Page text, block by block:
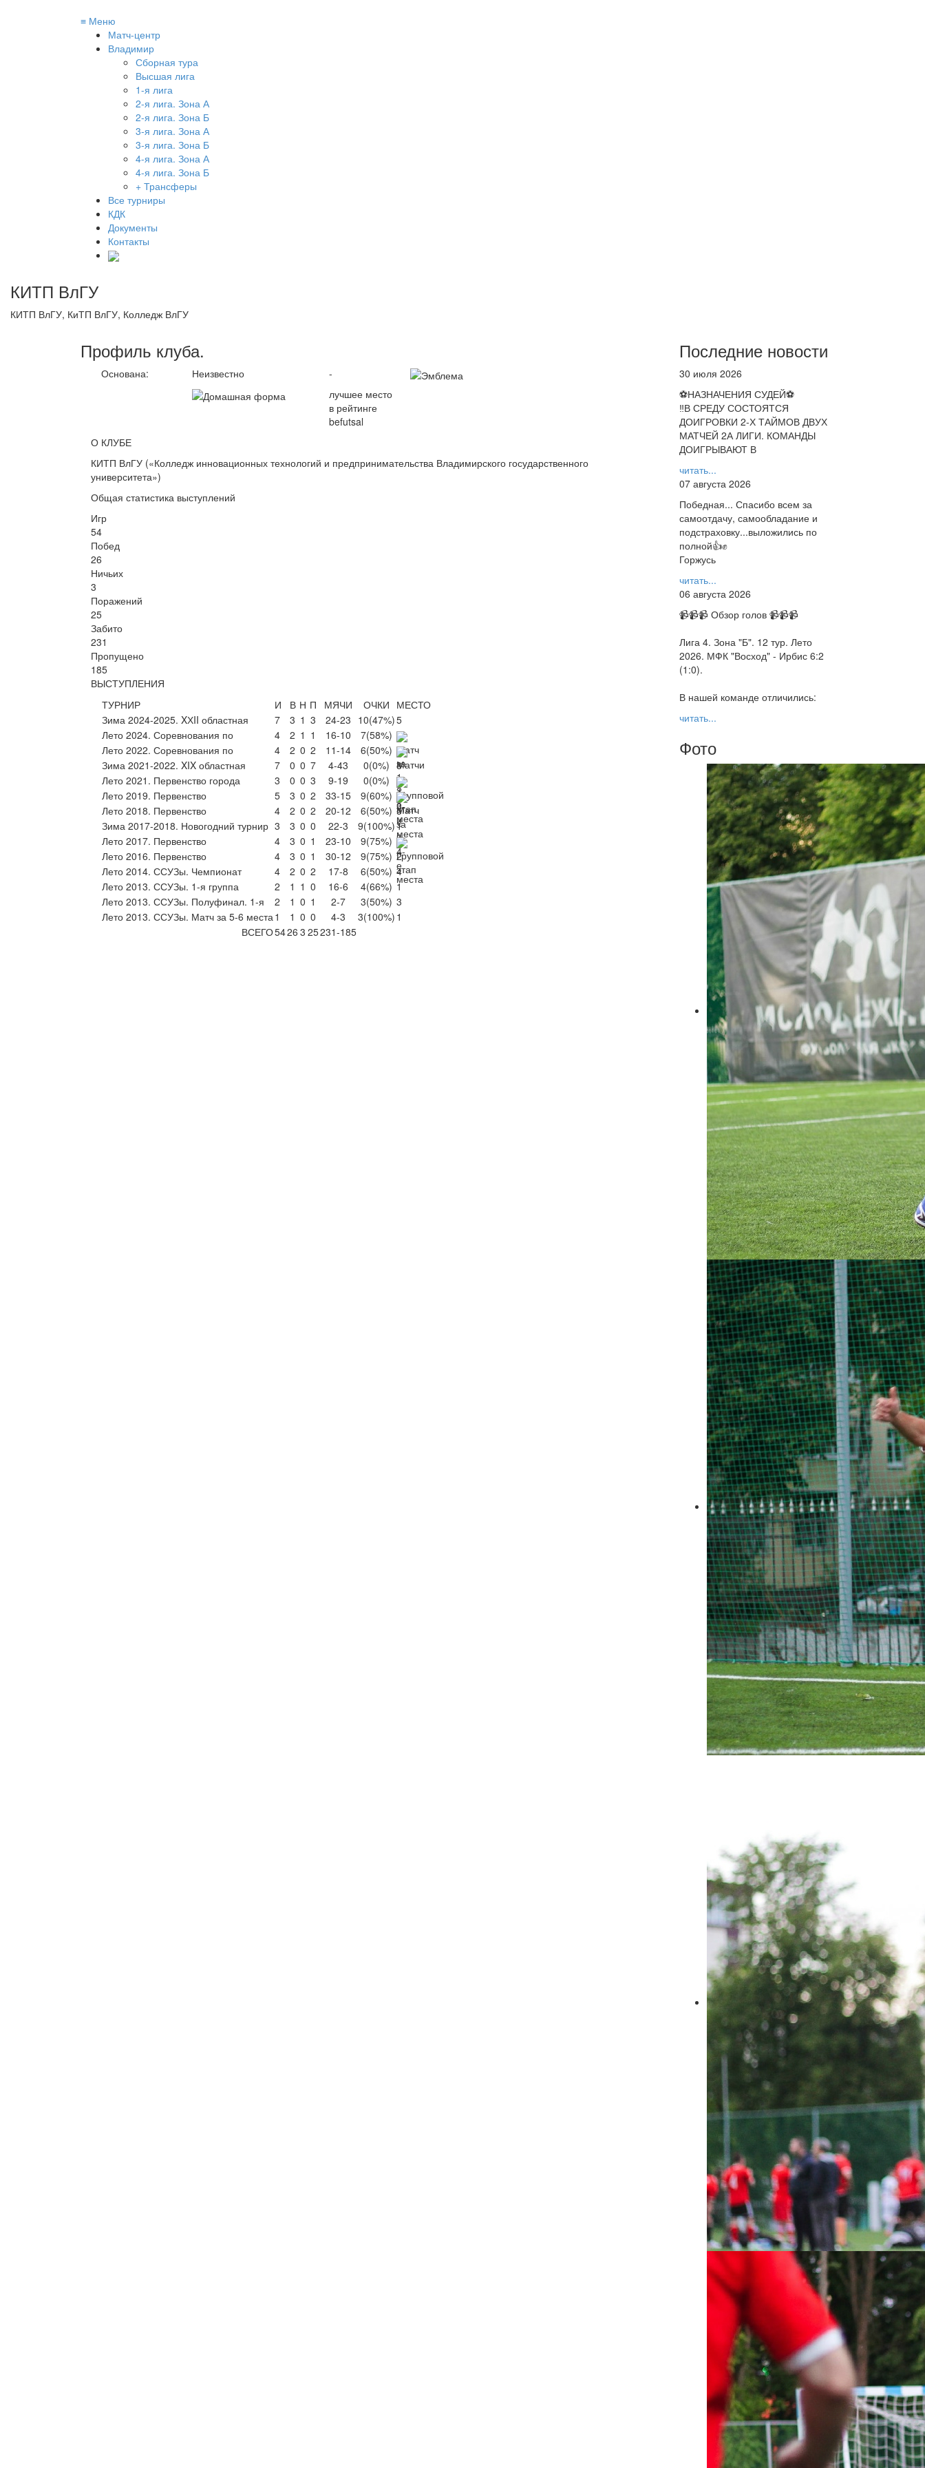
≡ Меню
Матч-центр
Владимир
Сборная тура
Высшая лига
1-я лига
2-я лига. Зона А
2-я лига. Зона Б
3-я лига. Зона А
3-я лига. Зона Б
4-я лига. Зона А
4-я лига. Зона Б
+ Трансферы
Все турниры
КДК
Документы
Контакты
КИТП ВлГУ
КИТП ВлГУ, КиТП ВлГУ, Колледж ВлГУ
Профиль клуба.
Основана: Неизвестно
-
лучшее место
в рейтинге
befutsal
О КЛУБЕ
КИТП ВлГУ («Колледж инновационных технологий и предпринимательства Владимирского государственного
университета»)
Общая статистика выступлений
Игр
54
Побед
26
Ничьих
3
Поражений
25
Забито
231
Пропущено
185
ВЫСТУПЛЕНИЯ
ТУРНИР
И В Н П МЯЧИ ОЧКИ МЕСТО
Зима 2024-2025. XХII областная
7 3 1 3 24-23 10(47%)5
Лето 2024. Соревнования по
4 2 1 1 16-10 7(58%)
Лето 2022. Соревнования по
4 2 0 2 11-14 6(50%)
Зима 2021-2022. XIX областная
7 0 0 7 4-43 0(0%) 8
Лето 2021. Первенство города
3 0 0 3 9-19 0(0%)
Лето 2019. Первенство
5 3 0 2 33-15 9(60%)
Лето 2018. Первенство
4 2 0 2 20-12 6(50%) 5
Зима 2017-2018. Новогодний турнир 3 3 0 0 22-3 9(100%)1
Лето 2017. Первенство
4 3 0 1 23-10 9(75%)
Лето 2016. Первенство
4 3 0 1 30-12 9(75%) 2
Лето 2014. ССУЗы. Чемпионат
4 2 0 2 17-8 6(50%) 4
Лето 2013. ССУЗы. 1-я группа
2 1 1 0 16-6 4(66%) 1
Лето 2013. ССУЗы. Полуфинал. 1-я
2 1 0 1 2-7 3(50%) 3
Лето 2013. ССУЗы. Матч за 5-6 места1 1 0 0 4-3 3(100%) 1
ВСЕГО5426 3 25231-185
Последние новости
30 июля 2026
⚽НАЗНАЧЕНИЯ СУДЕЙ⚽
‼В СРЕДУ СОСТОЯТСЯ
ДОИГРОВКИ 2-Х ТАЙМОВ ДВУХ
МАТЧЕЙ 2А ЛИГИ. КОМАНДЫ
ДОИГРЫВАЮТ В
читать...
07 августа 2026
Победная... Спасибо всем за
самоотдачу, самообладание и
подстраховку...выложились по
полной👍✊
Горжусь
читать...
06 августа 2026
📹📹📹 Обзор голов 📹📹📹
Лига 4. Зона "Б". 12 тур. Лето
2026. МФК "Восход" - Ирбис 6:2
(1:0).
В нашей команде отличились:
читать...
Фото